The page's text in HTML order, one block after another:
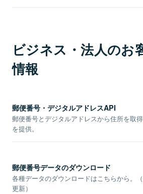
ビジネス・法人のお
情報
郵便番号・デジタルアドレスAPI
郵便番号とデジタルアドレスから住所を取
を提供。
郵便番号データのダウンロード
各種データのダウンロードはこちらから。
更新）